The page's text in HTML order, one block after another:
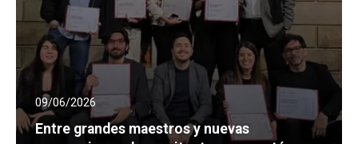
09/06/2026
Entre grandes maestros y nuevas